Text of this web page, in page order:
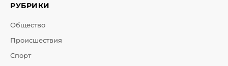
РУБРИКИ
Общество
Происшествия
Спорт